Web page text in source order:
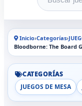
Buscar
Inicio›Categorías›
Bloodborne: The Board
CATEGORÍAS
JUEGOS DE MESA